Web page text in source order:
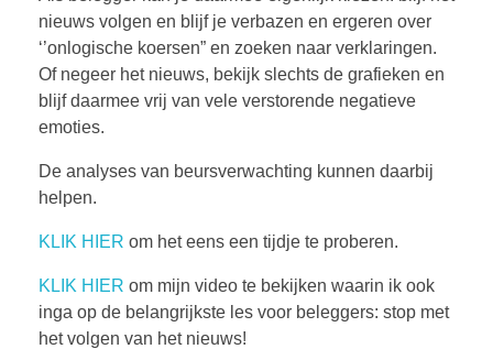
nieuws volgen en blijf je verbazen en ergeren over
‘’onlogische koersen” en zoeken naar verklaringen.
Of negeer het nieuws, bekijk slechts de grafieken en
blijf daarmee vrij van vele verstorende negatieve
emoties.
De analyses van beursverwachting kunnen daarbij
helpen.
KLIK HIER om het eens een tijdje te proberen.
KLIK HIER om mijn video te bekijken waarin ik ook
inga op de belangrijkste les voor beleggers: stop met
het volgen van het nieuws!